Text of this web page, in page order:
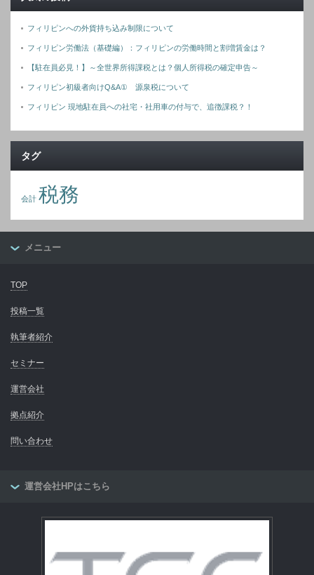
フィリピンへの外貨持ち込み制限について
フィリピン労働法（基礎編）：フィリピンの労働時間と割増賃金は？
【駐在員必見！】～全世界所得課税とは？個人所得税の確定申告～
フィリピン初級者向けQ&A① 源泉税について
フィリピン 現地駐在員への社宅・社用車の付与で、追徴課税？！
タグ
会計 税務
メニュー
TOP
投稿一覧
執筆者紹介
セミナー
運営会社
拠点紹介
問い合わせ
運営会社HPはこちら